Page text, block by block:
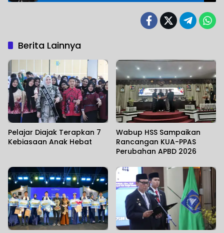
Berita Lainnya
Pelajar Diajak Terapkan 7
Kebiasaan Anak Hebat
Wabup HSS Sampaikan
Rancangan KUA-PPAS
Perubahan APBD 2026